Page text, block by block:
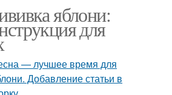
яблони:
для